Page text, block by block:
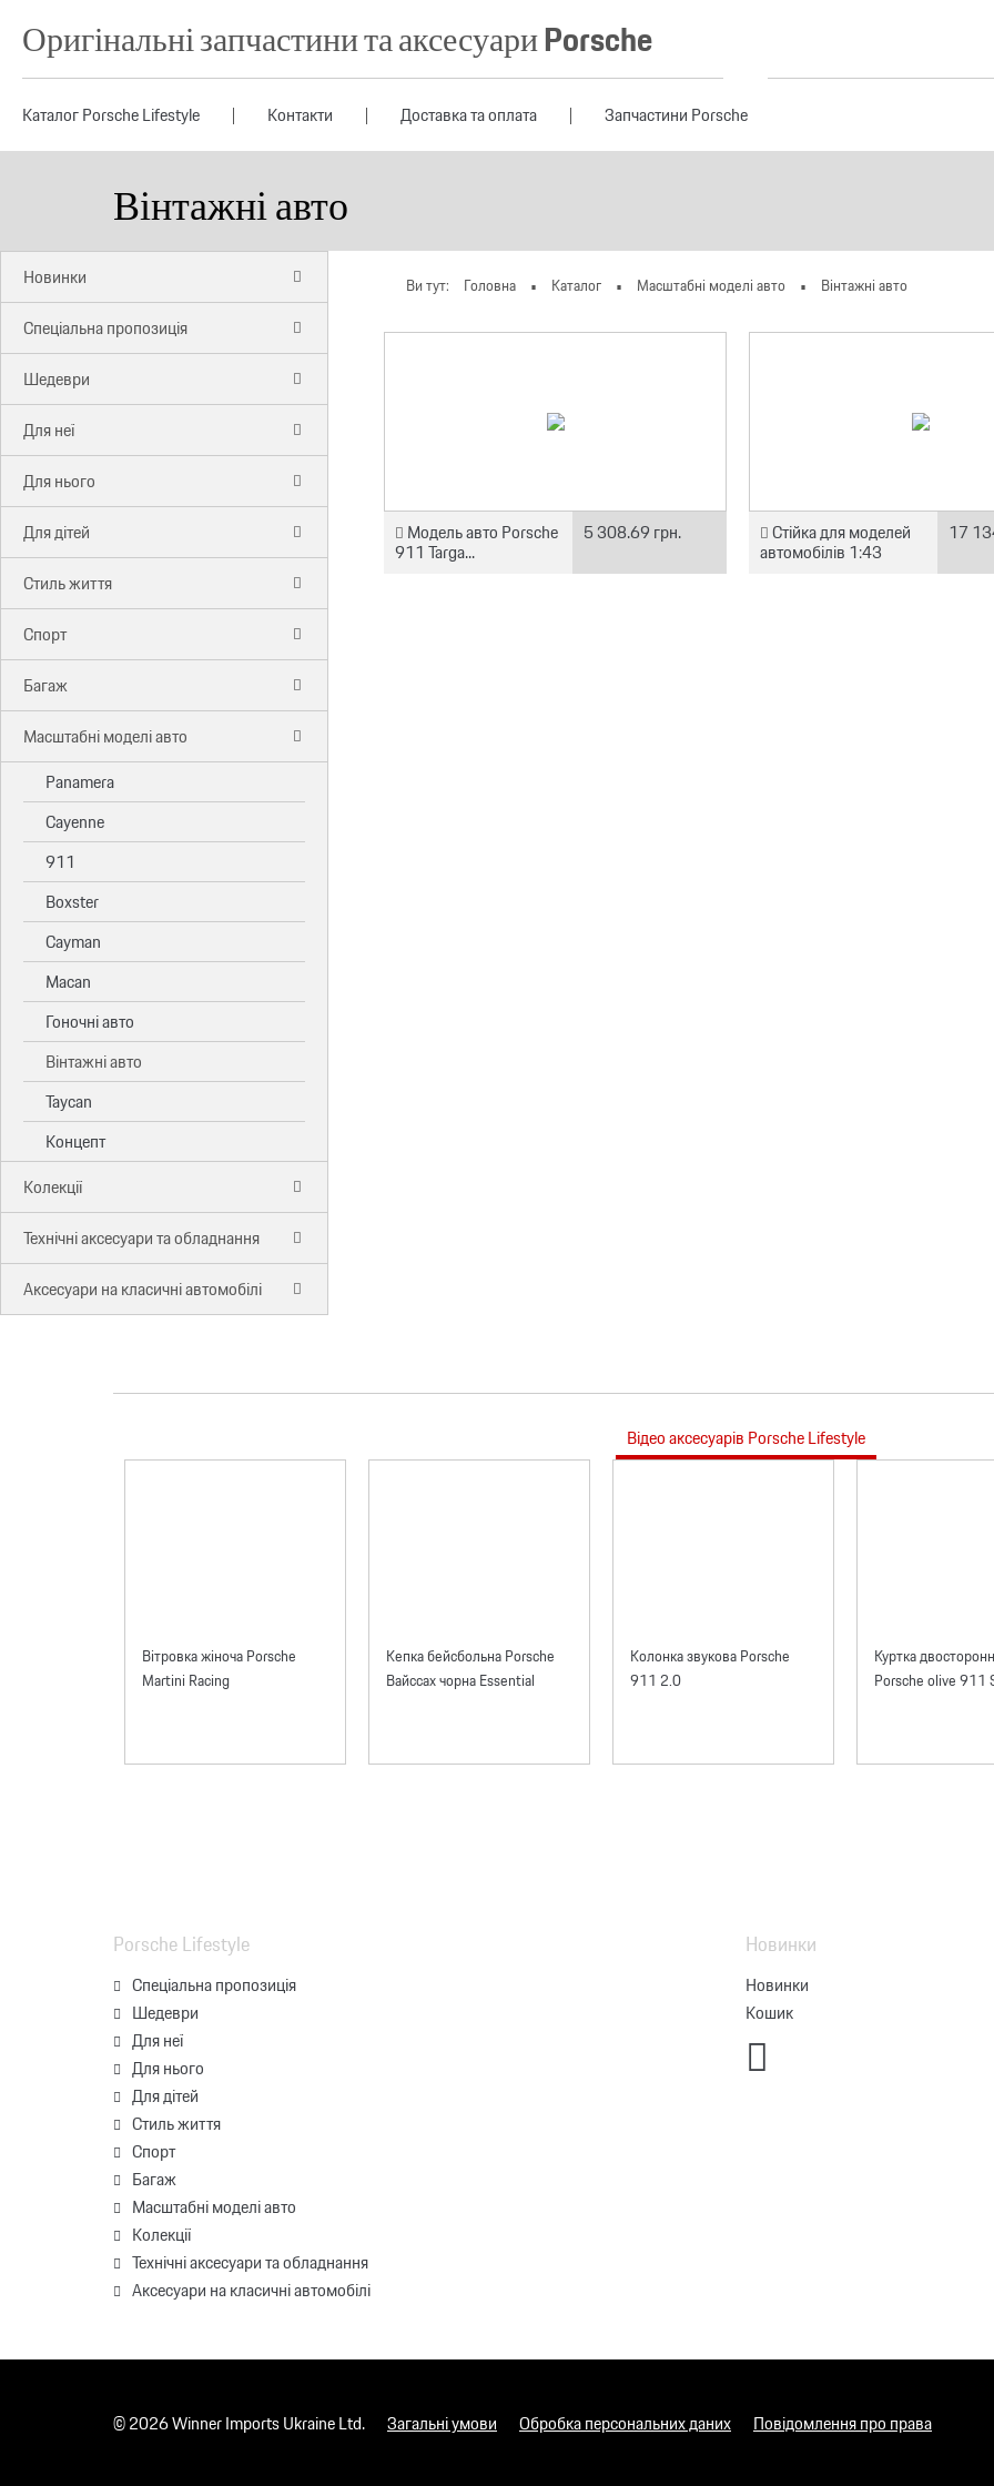
Оригінальні запчастини та аксесуари Porsche
Каталог Porsche Lifestyle Контакти Доставка та оплата Запчастини Porsche
Вінтажні авто
Новинки
Спеціальна пропозиція
Шедеври
Для неї
Для нього
Для дітей
Стиль життя
Спорт
Багаж
Масштабні моделі авто
Panamera
Cayenne
911
Boxster
Cayman
Macan
Гоночні авто
Вінтажні авто
Taycan
Концепт
Колекції
Технічні аксесуари та обладнання
Аксесуари на класичні автомобілі
Ви тут: Головна Каталог Масштабні моделі авто Вінтажні авто
Модель авто Porsche
911 Targa...
5 308.69 грн. Стійка для моделей
автомобілів 1:43
17
Відео аксесуарів Porsche Lifestyle
Вітровка жіноча Porsche
Martini Racing
Кепка бейсбольна Porsche
Вайссах чорна Essential
Колонка звукова Porsche
911 2.0
Куртка
Porsche olive 911
Porsche Lifestyle
Спеціальна пропозиція
Шедеври
Для неї
Для нього
Для дітей
Стиль життя
Спорт
Багаж
Масштабні моделі авто
Колекції
Технічні аксесуари та обладнання
Аксесуари на класичні автомобілі
Новинки
Новинки
Кошик
© 2026 Winner Imports Ukraine Ltd. Загальні умови Обробка персональних даних Повідомлення про права